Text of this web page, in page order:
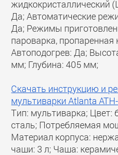
жидкокристаллический
Да; Автоматические
Да; Режимы
пароварка, пропаренная
Автоподогрев: Да;
мм; Глубина: 405 мм;
Скачать инструкцию и
мультиварки Atlanta
Тип: мультиварка;
сталь; Потребляемая
Материал корпуса:
чаши: 3 л; Чаша: